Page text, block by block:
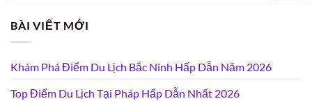
BÀI VIẾT MỚI
Khám Phá Điểm Du Lịch Bắc Ninh Hấp Dẫn Năm 2026
Top Điểm Du Lịch Tại Pháp Hấp Dẫn Nhất 2026